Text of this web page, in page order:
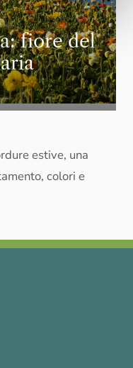
fiore del
estive, una
colori e